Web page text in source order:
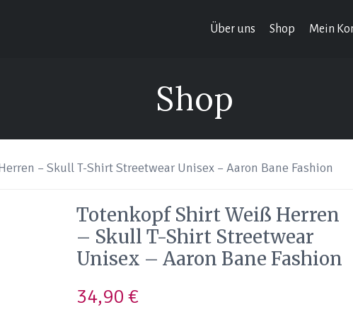
Über uns Shop Mein
Shop
– Skull T-Shirt Streetwear Unisex – Aaron Bane Fashion
Totenkopf Shirt Weiß Herren
– Skull T-Shirt Streetwear
Unisex – Aaron Bane Fashion
34,90€